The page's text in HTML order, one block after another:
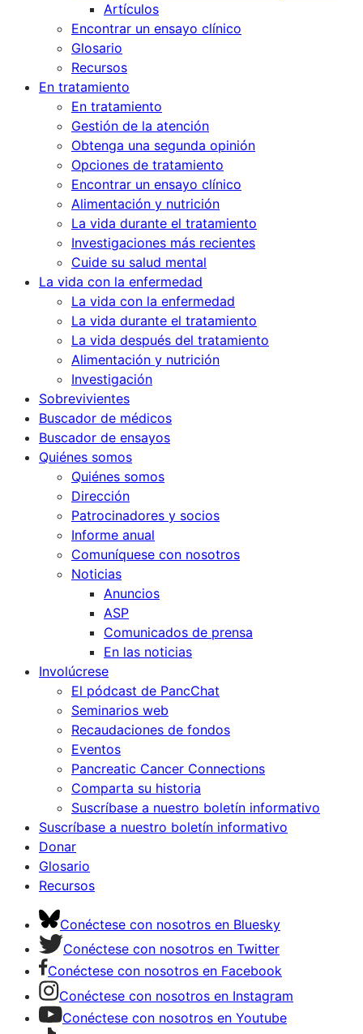
Artículos
Encontrar un ensayo clínico
Glosario
Recursos
En tratamiento
En tratamiento
Gestión de la atención
Obtenga una segunda opinión
Opciones de tratamiento
Encontrar un ensayo clínico
Alimentación y nutrición
La vida durante el tratamiento
Investigaciones más recientes
Cuide su salud mental
La vida con la enfermedad
La vida con la enfermedad
La vida durante el tratamiento
La vida después del tratamiento
Alimentación y nutrición
Investigación
Sobrevivientes
Buscador de médicos
Buscador de ensayos
Quiénes somos
Quiénes somos
Dirección
Patrocinadores y socios
Informe anual
Comuníquese con nosotros
Noticias
Anuncios
ASP
Comunicados de prensa
En las noticias
Involúcrese
El pódcast de PancChat
Seminarios web
Recaudaciones de fondos
Eventos
Pancreatic Cancer Connections
Comparta su historia
Suscríbase a nuestro boletín informativo
Suscríbase a nuestro boletín informativo
Donar
Glosario
Recursos
Conéctese con nosotros en Bluesky
Conéctese con nosotros en Twitter
Conéctese con nosotros en Facebook
Conéctese con nosotros en Instagram
Conéctese con nosotros en Youtube